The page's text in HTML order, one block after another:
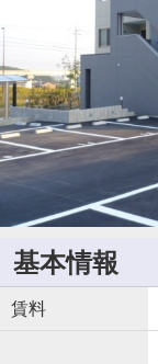
基本情報
賃料